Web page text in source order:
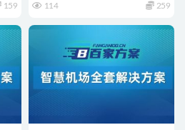
159 114 259